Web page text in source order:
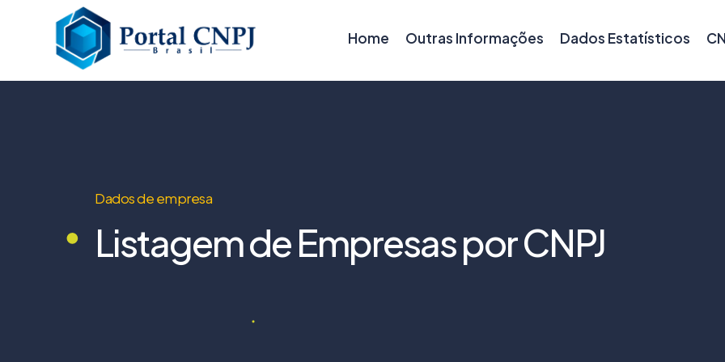
Home Outras Informações Dados Estatísticos
Dados de empresa
Listagem de Empresas por CNPJ